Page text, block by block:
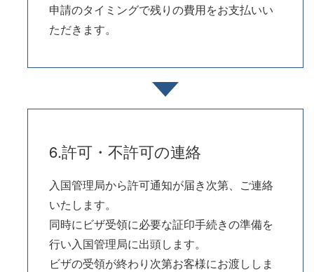
申請のタイミングで残りの費用をお支払いい
ただきます。
6.許可・不許可の連絡
入国管理局から許可通知が届き次第、ご連絡
いたします。
同時にビザ受領に必要な証印手続きの準備を
行い入国管理局に出頭します。
ビザの受領が終わり次第お客様にお渡ししま